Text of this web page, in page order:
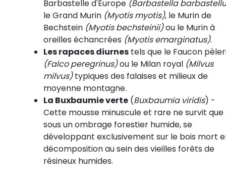
Barbastelle d'Europe (Barbastella
le Grand Murin (Myotis myotis), le Murin de
Bechstein (Myotis bechsteinii)ou le Murin à
oreilles échancrées (Myotis emarginatus).
Les rapaces diurnes tels que le Faucon
(Falco peregrinus)ou le Milan royal (Milvus
milvus)typiques des falaises et milieux de
moyenne montagne.
La Buxbaumie verte (Buxbaumia viridis) -
Cette mousse minuscule et rare ne survit que
sous un ombrage forestier humide, se
développant exclusivement sur le bois mort
décomposition au sein des vieilles forêts de
résineux humides.